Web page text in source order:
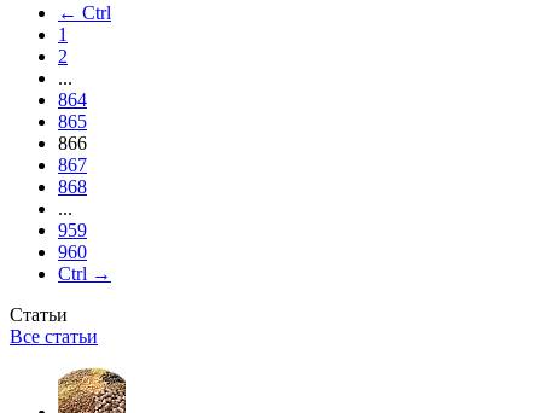
← Ctrl
1
2
...
864
865
866
867
868
...
959
960
Ctrl →
Статьи
Все статьи